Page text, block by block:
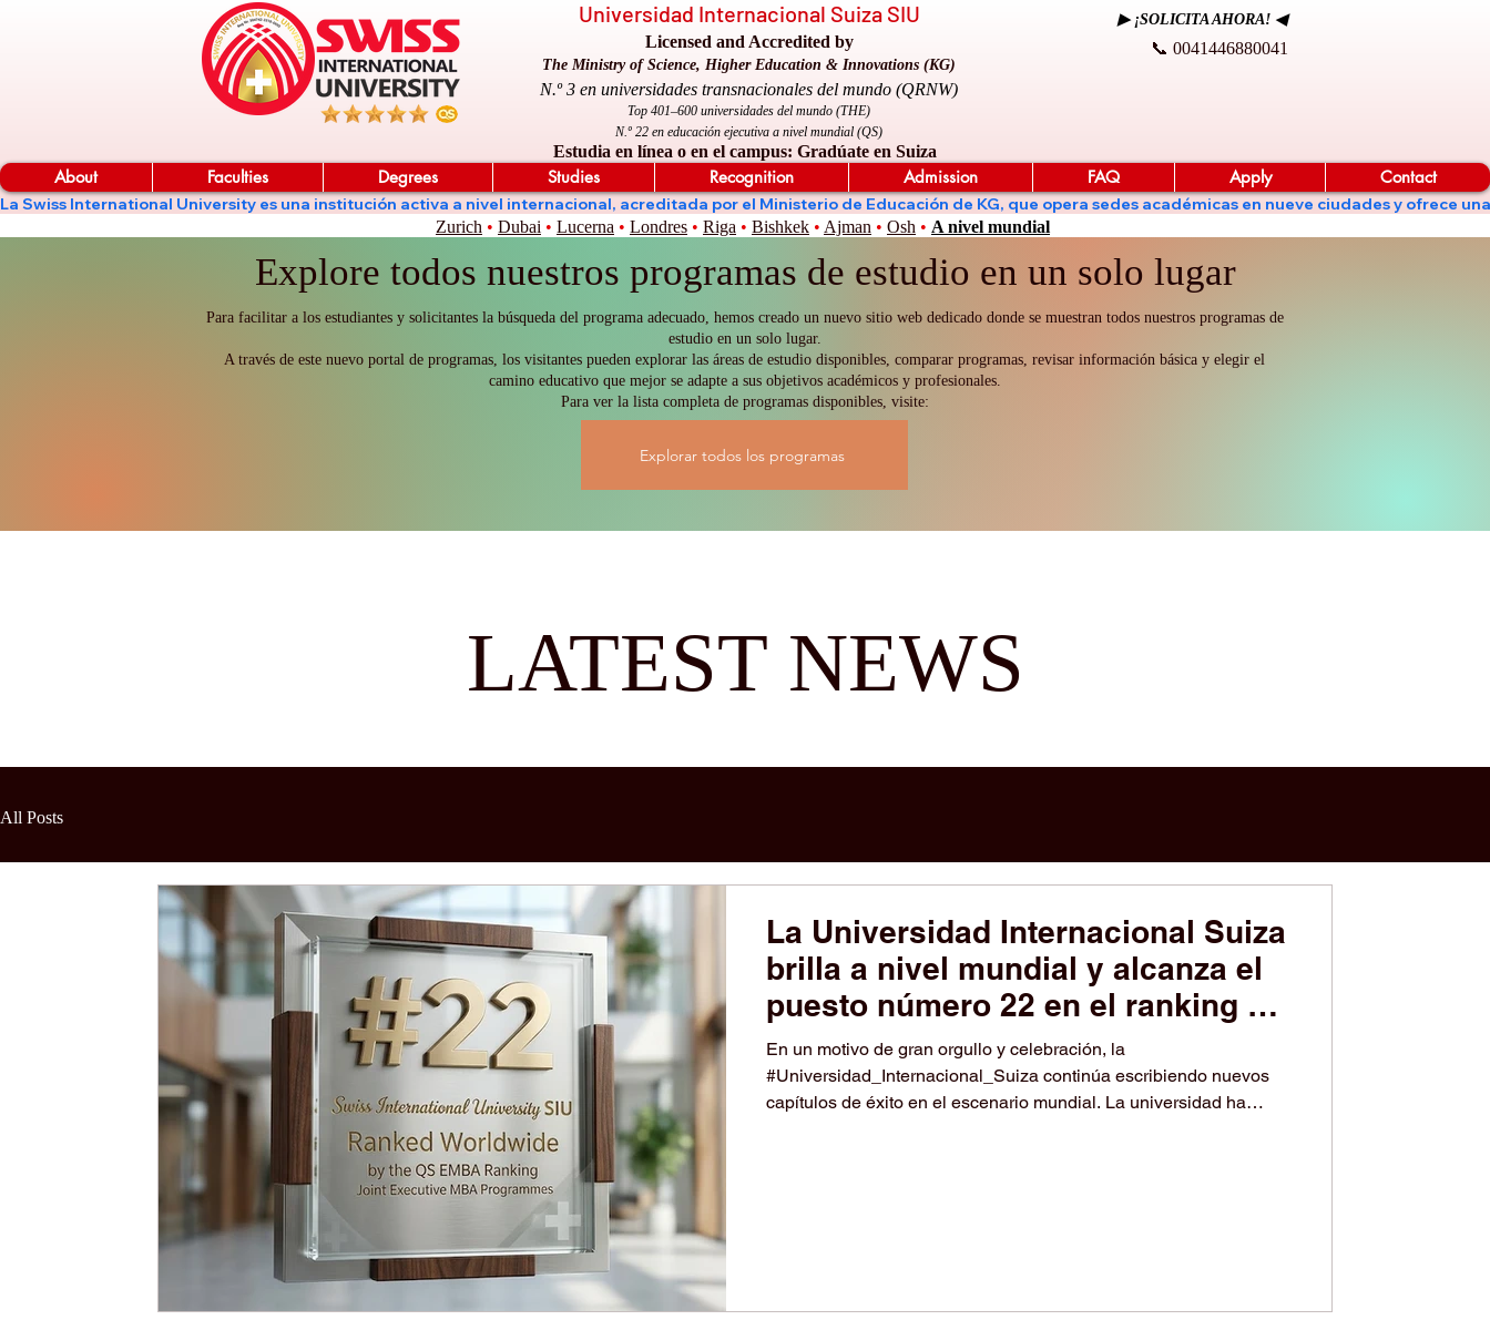
Universidad Internacional Suiza SIU
Licensed and Accredited by
The Ministry of Science, Higher Education & Innovations (KG)
N.º 3 en universidades transnacionales del mundo (QRNW)
Top 401–600 universidades del mundo (THE)
▶ ¡SOLICITA AHORA! ◀
📞 0041446880041
N.º 22 en educación ejecutiva a nivel mundial (QS)
Estudia en línea o en el campus: Gradúate en Suiza
About Faculties Degrees Studies Recognition Admission FAQ Apply Contact
La Swiss International University es una institución activa a nivel internacional, acreditada por el Ministerio de Educación de KG, que opera sedes académicas en nueve ciudades y
Zurich • Dubai • Lucerna • Londres • Riga • Bishkek • Ajman • Osh • A nivel mundial
Explore todos nuestros programas de estudio en un solo lugar
Para facilitar a los estudiantes y solicitantes la búsqueda del programa adecuado, hemos creado un nuevo sitio web dedicado donde se muestran todos nuestros programas de
estudio en un solo lugar.
A través de este nuevo portal de programas, los visitantes pueden explorar las áreas de estudio disponibles, comparar programas, revisar información básica y elegir el
camino educativo que mejor se adapte a sus objetivos académicos y profesionales.
Para ver la lista completa de programas disponibles, visite:
Explorar todos los programas
LATEST NEWS
All Posts
La Universidad Internacional Suiza
brilla a nivel mundial y alcanza el
puesto número 22 en el ranking de
MBA Ejecutivo
En un motivo de gran orgullo y celebración, la
#Universidad_Internacional_Suiza continúa escribiendo nuevos
capítulos de éxito en el escenario mundial. La universidad ha